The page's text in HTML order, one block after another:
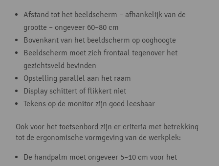
Afstand tot het beeldscherm ­– afhankelijk van de
grootte – ongeveer 60–80 cm
Bovenkant van het beeldscherm op ooghoogte
Beeldscherm moet zich frontaal tegenover het
gezichtsveld bevinden
Opstelling parallel aan het raam
Display schittert of flikkert niet
Tekens op de monitor zijn goed leesbaar
Ook voor het toetsenbord zijn er criteria met betrekking
tot de ergonomische vormgeving van de werkplek:
De handpalm moet ongeveer 5–10 cm voor het